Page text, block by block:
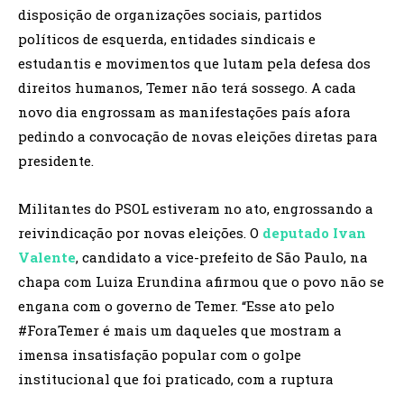
disposição de organizações sociais, partidos
políticos de esquerda, entidades sindicais e
estudantis e movimentos que lutam pela defesa dos
direitos humanos, Temer não terá sossego. A cada
novo dia engrossam as manifestações país afora
pedindo a convocação de novas eleições diretas para
presidente.
Militantes do PSOL estiveram no ato, engrossando a
reivindicação por novas eleições. O deputado Ivan
Valente, candidato a vice-prefeito de São Paulo, na
chapa com Luiza Erundina afirmou que o povo não se
engana com o governo de Temer. “Esse ato pelo
#ForaTemer é mais um daqueles que mostram a
imensa insatisfação popular com o golpe
institucional que foi praticado, com a ruptura